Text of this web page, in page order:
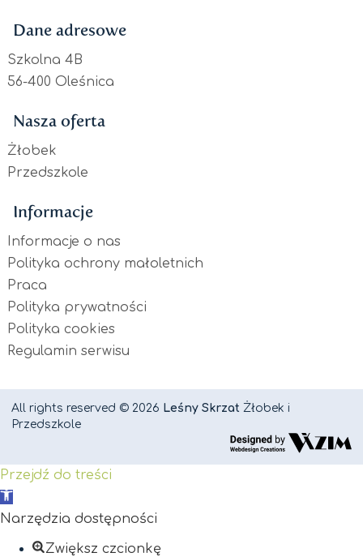
Dane adresowe
Szkolna 4B
56-400 Oleśnica
Nasza oferta
Żłobek
Przedszkole
Informacje
Informacje o nas
Polityka ochrony małoletnich
Praca
Polityka prywatności
Polityka cookies
Regulamin serwisu
All rights reserved © 2026 Leśny Skrzat Żłobek i
Przedszkole
Przejdź do treści
Otwórz
pasek
narzędzi
Narzędzia dostępności
Zwiększ czcionkę